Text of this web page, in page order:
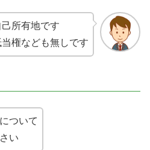
己所有地です
当権なども無しです
ついて
い